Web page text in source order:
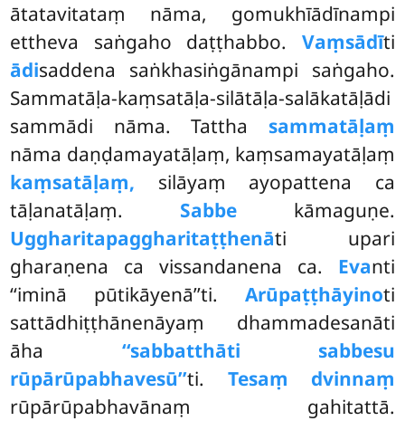
ātatavitataṃ nāma, gomukhīādīnampi
ettheva saṅgaho daṭṭhabbo. Vaṃsādīti
ādisaddena saṅkhasiṅgānampi saṅgaho.
Sammatāḷa-kaṃsatāḷa-silātāḷa-salākatāḷādi
sammādi nāma. Tattha sammatāḷaṃ
nāma daṇḍamayatāḷaṃ, kaṃsamayatāḷaṃ
kaṃsatāḷaṃ, silāyaṃ ayopattena ca
tāḷanatāḷaṃ. Sabbe kāmaguṇe.
Uggharitapaggharitaṭṭhenāti upari
gharaṇena ca vissandanena ca. Evanti
‘‘iminā pūtikāyenā’’ti. Arūpaṭṭhāyinoti
sattādhiṭṭhānenāyaṃ dhammadesanāti
āha ‘‘sabbatthāti sabbesu
rūpārūpabhavesū’’ti. Tesaṃ dvinnaṃ
rūpārūpabhavānaṃ gahitattā.